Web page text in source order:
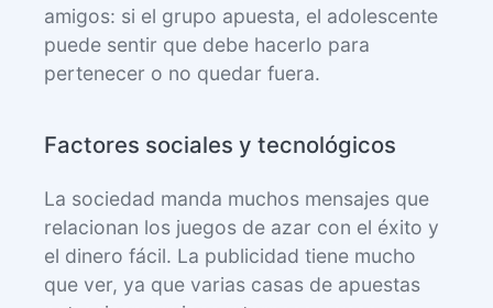
amigos: si el grupo apuesta, el adolescente
puede sentir que debe hacerlo para
pertenecer o no quedar fuera.
Factores sociales y tecnológicos
La sociedad manda muchos mensajes que
relacionan los juegos de azar con el éxito y
el dinero fácil. La publicidad tiene mucho
que ver, ya que varias casas de apuestas